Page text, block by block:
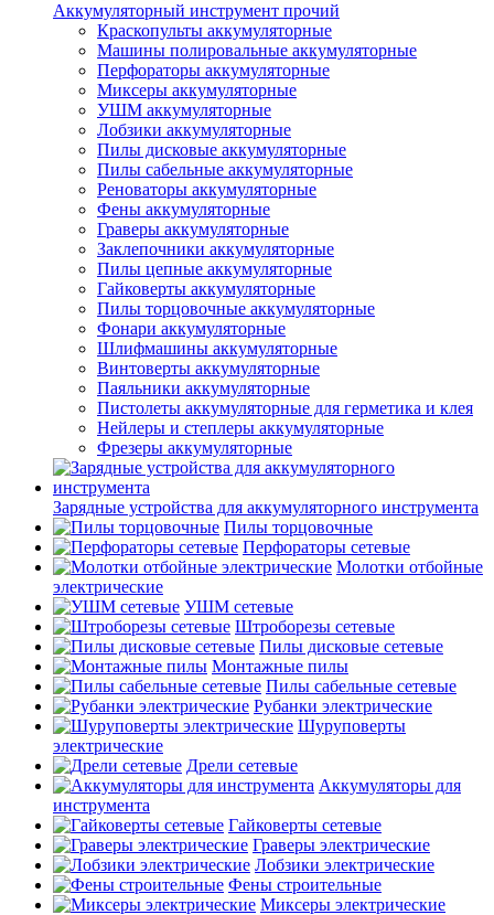
Аккумуляторный инструмент прочий
Краскопульты аккумуляторные
Машины полировальные аккумуляторные
Перфораторы аккумуляторные
Миксеры аккумуляторные
УШМ аккумуляторные
Лобзики аккумуляторные
Пилы дисковые аккумуляторные
Пилы сабельные аккумуляторные
Реноваторы аккумуляторные
Фены аккумуляторные
Граверы аккумуляторные
Заклепочники аккумуляторные
Пилы цепные аккумуляторные
Гайковерты аккумуляторные
Пилы торцовочные аккумуляторные
Фонари аккумуляторные
Шлифмашины аккумуляторные
Винтоверты аккумуляторные
Паяльники аккумуляторные
Пистолеты аккумуляторные для герметика и клея
Нейлеры и степлеры аккумуляторные
Фрезеры аккумуляторные
Зарядные устройства для аккумуляторного инструмента
Пилы торцовочные
Перфораторы сетевые
Молотки отбойные
электрические
УШМ сетевые
Штроборезы сетевые
Пилы дисковые сетевые
Монтажные пилы
Пилы сабельные сетевые
Рубанки электрические
Шуруповерты
электрические
Дрели сетевые
Аккумуляторы для
инструмента
Гайковерты сетевые
Граверы электрические
Лобзики электрические
Фены строительные
Миксеры электрические